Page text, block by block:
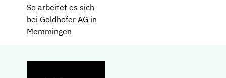
So arbeitet es sich
bei Goldhofer AG in
Memmingen